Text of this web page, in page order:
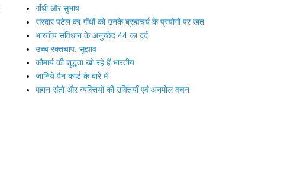
गाँधी और सुभाष
सरदार पटेल का गाँधी को उनके ब्रह्मचर्य के प्रयोगों पर खत
भारतीय संविधान के अनुच्छेद 44 का दर्द
उच्च रक्तचाप: सुझाव
कौमार्य की शुद्धता खो रहे हैं भारतीय
जानिये पैन कार्ड के बारे में
महान संतों और व्यक्तियों की उक्तियाँ एवं अनमोल वचन